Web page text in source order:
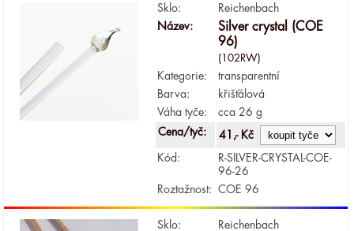
Sklo:
Reichenbach
Název:
Silver crystal (COE
96)
(102RW)
Kategorie:
transparentní
Barva:
křišťálová
Váha tyče:
cca 26 g
Cena/tyč:
41,- Kč
Kód:
R-SILVER-CRYSTAL-COE-
96-26
Roztažnost:
COE 96
Sklo:
Reichenbach